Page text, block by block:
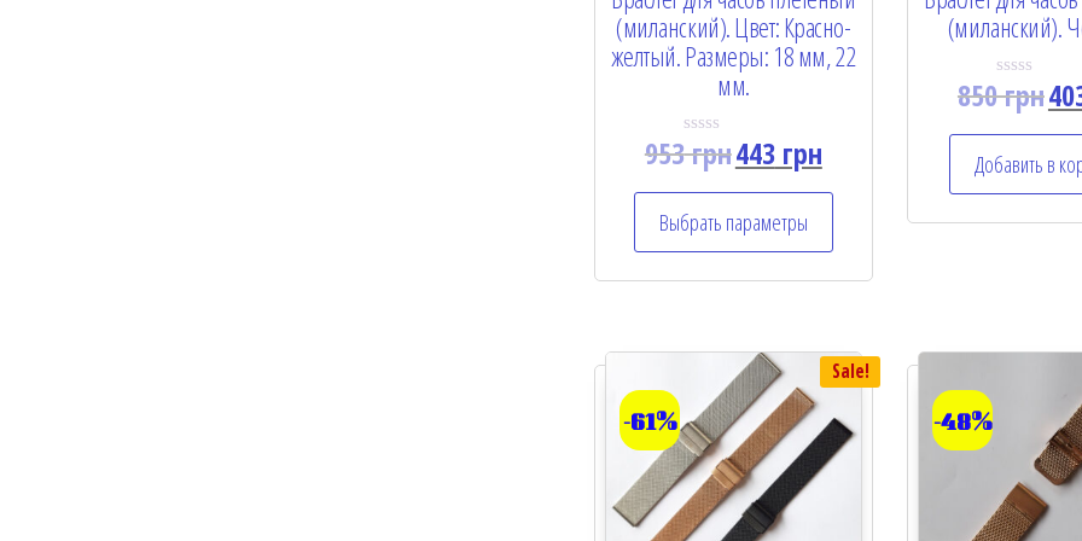
(миланский). Цвет: Красно-
желтый. Размеры: 18 мм, 22
мм.
R
a
d
0
o
u
5
953грн443грн
Выбрать параметры
(миланский).
R
a
d
o
u
850грн
Добавить в
Sale!
-61% -48%